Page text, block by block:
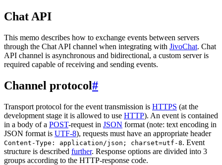
Chat API
This memo describes how to exchange events between servers
through the Chat API channel when integrating with JivoChat. Chat
API channel is asynchronous and bidirectional, a custom server is
required capable of receiving and sending events.
Channel protocol#
Transport protocol for the event transmission is HTTPS (at the
development stage it is allowed to use HTTP). An event is contained
in a body of a POST-request in JSON format (note: text encoding in
JSON format is UTF-8), requests must have an appropriate header
Content-Type: application/json; charset=utf-8. Event
structure is described further. Response options are divided into 3
groups according to the HTTP-response code.